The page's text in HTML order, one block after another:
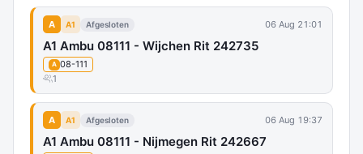
A A1 Afgesloten 06 Aug 21:01
A1 Ambu 08111 - Wijchen Rit 242735
A 08-111
1
A A1 Afgesloten 06 Aug 19:37
A1 Ambu 08111 - Nijmegen Rit 242667